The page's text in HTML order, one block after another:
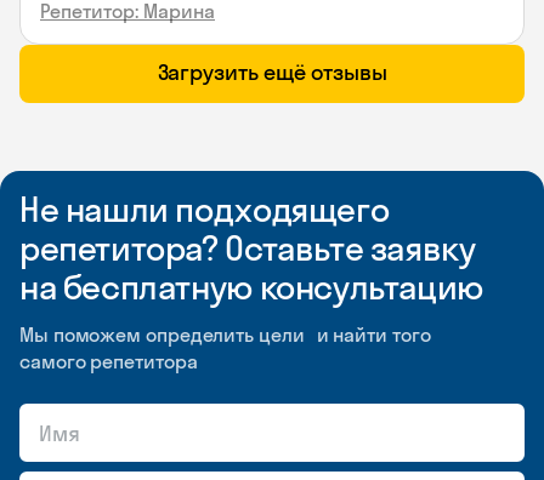
Репетитор: Марина
Загрузить ещё отзывы
Не нашли подходящего
репетитора? Оставьте заявку
на бесплатную консультацию
Мы поможем определить цели и найти того
самого репетитора